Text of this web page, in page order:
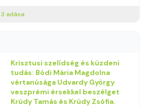
adása
Krisztusi szelídség és küzdeni
tudás: Bódi Mária Magdolna
vértanúsága Udvardy György
veszprémi érsekkel beszélget
Krúdy Tamás és Krúdy Zsófia.